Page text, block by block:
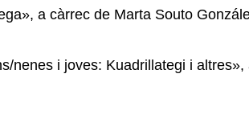
a càrrec de Marta Souto
nenes i joves: Kuadrillategi i